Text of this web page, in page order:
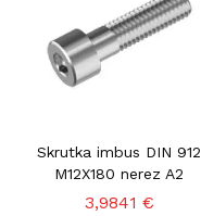
Skrutka imbus DIN 912
M12X180 nerez A2
3,9841 €